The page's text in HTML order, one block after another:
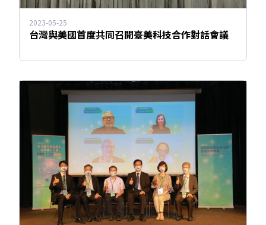
2023-05-25
台灣與美國首度共同召開臺美科技合作對話會議